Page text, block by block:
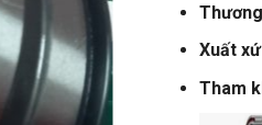
Xuất
Tham